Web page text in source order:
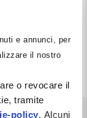
e annunci, per
il nostro
o revocare il
tramite
policy . Alcuni
sintesi